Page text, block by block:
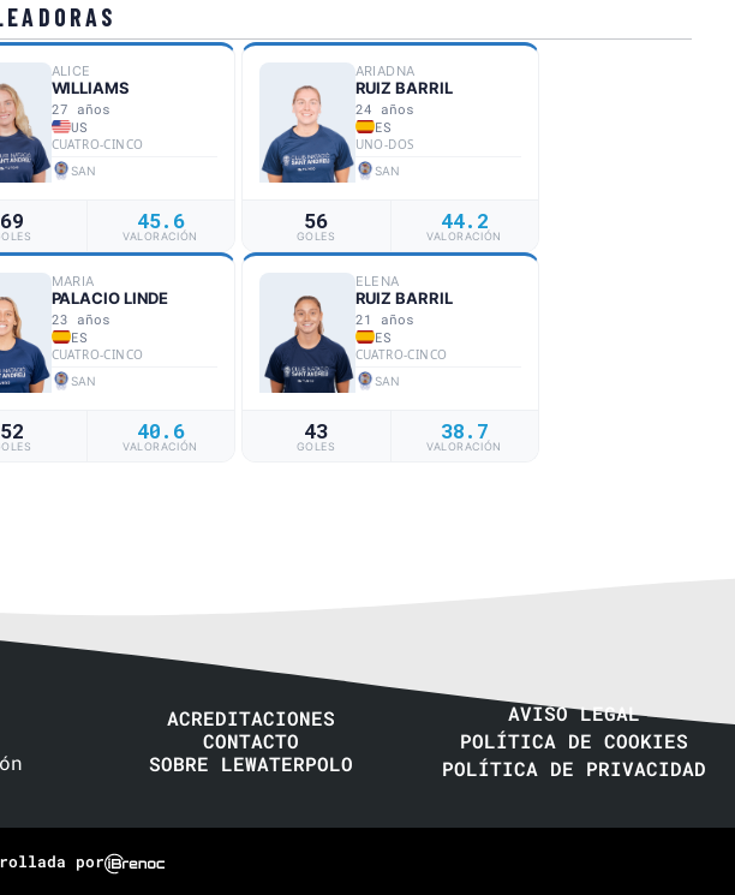
ALICE
WILLIAMS
27 años
US
CUATRO-CINCO
SAN
69 45.6
VALORACIÓN
ARIADNA
RUIZ BARRIL
24 años
ES
UNO-DOS
SAN
56
GOLES
44.2
VALORACIÓN
MARIA
PALACIO LINDE
23 años
ES
CUATRO-CINCO
SAN
52 40.6
VALORACIÓN
ELENA
RUIZ BARRIL
21 años
ES
CUATRO-CINCO
SAN
43
GOLES
38.7
VALORACIÓN
ACREDITACIONES
CONTACTO
SOBRE LEWATERPOLO
AVISO LEGAL
POLÍTICA DE COOKIES
POLÍTICA DE PRIVACIDAD
por